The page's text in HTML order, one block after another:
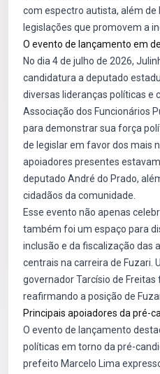
com espectro autista, além
legislações que promovem a
O evento de lançamento em
No dia 4 de julho de 2026,
candidatura a deputado
diversas lideranças políticas e
Associação dos Funcionários
para demonstrar sua força
de legislar em favor dos mais
apoiadores presentes
deputado André do Prado,
cidadãos da comunidade.
Esse evento não apenas
também foi um espaço para
inclusão e da fiscalização das
centrais na carreira de Fuzari.
governador Tarcísio de
reafirmando a posição de
Principais apoiadores da pré-
O evento de lançamento
políticas em torno da pré-
prefeito Marcelo Lima